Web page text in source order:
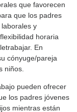
que favorecen
que los padres
y
horaria
En
cónyuge/pareja
niños.
pueden ofrecer
los padres jóvenes
mientras están